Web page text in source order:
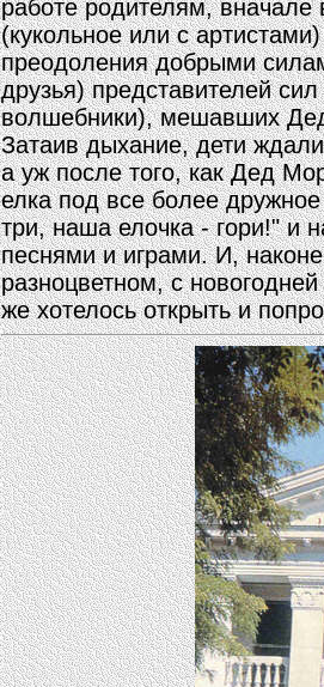
работе родителям, вначале
(кукольное или с
преодоления добрыми
друзья) представителей
волшебники), мешавших
Затаив дыхание, дети
а уж после того, как Дед
елка под все более
три, наша елочка - гори!" и
песнями и играми. И,
разноцветном, с
же хотелось открыть и